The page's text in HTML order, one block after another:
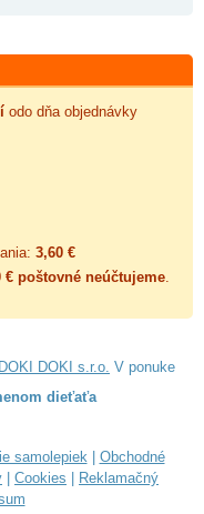
odo dňa objednávky
3,60 €
€ poštovné neúčtujeme.
DOKI DOKI s.r.o. V ponuke
dieťaťa
samolepiek| Obchodné
Cookies
Reklamačný